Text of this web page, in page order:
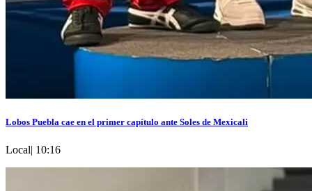
Lobos Puebla cae en el primer capítulo ante Soles de Mexicali
Local| 10:16